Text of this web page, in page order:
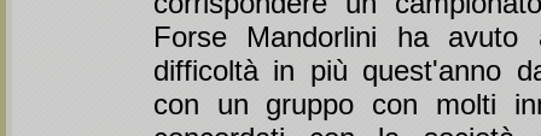
Forse Mandorlini ha avuto
difficoltà in più quest'anno
con un gruppo con molti